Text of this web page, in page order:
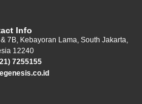
Info
7B, Kebayoran Lama, South Jakarta,
12240
7255155